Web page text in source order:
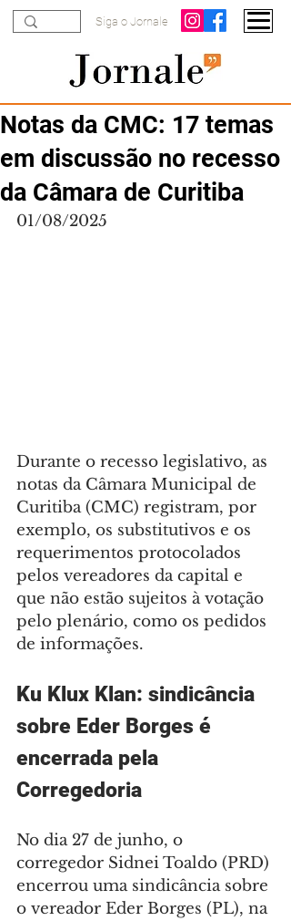
Siga o Jornale
Notas da CMC: 17 temas
em discussão no recesso
da Câmara de Curitiba
01/08/2025
Durante o recesso legislativo, as
notas da Câmara Municipal de
Curitiba (CMC) registram, por
exemplo, os substitutivos e os
requerimentos protocolados
pelos vereadores da capital e
que não estão sujeitos à votação
pelo plenário, como os pedidos
de informações.
Ku Klux Klan: sindicância
sobre Eder Borges é
encerrada pela
Corregedoria
No dia 27 de junho, o
corregedor Sidnei Toaldo (PRD)
encerrou uma sindicância sobre
o vereador Eder Borges (PL), na